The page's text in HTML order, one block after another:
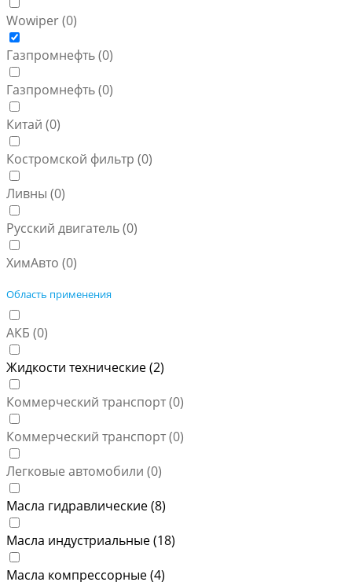
Wowiper (0)
Газпромнефть (0)
Газпромнефть (0)
Китай (0)
Костромской фильтр (0)
Ливны (0)
Русский двигатель (0)
ХимАвто (0)
Область применения
АКБ (0)
Жидкости технические (2)
Коммерческий транспорт (0)
Коммерческий транспорт (0)
Легковые автомобили (0)
Масла гидравлические (8)
Масла индустриальные (18)
Масла компрессорные (4)